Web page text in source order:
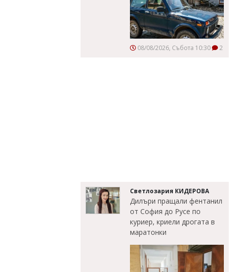
08/08/2026, Събота 10:30 2
Светлозария КИДЕРОВА
Дилъри пращали фентанил
от София до Русе по
куриер, криели дрогата в
маратонки